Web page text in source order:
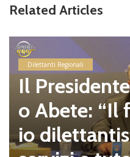
Related Articles
Dilettanti Regionali
Il
o Abete: “Il
io